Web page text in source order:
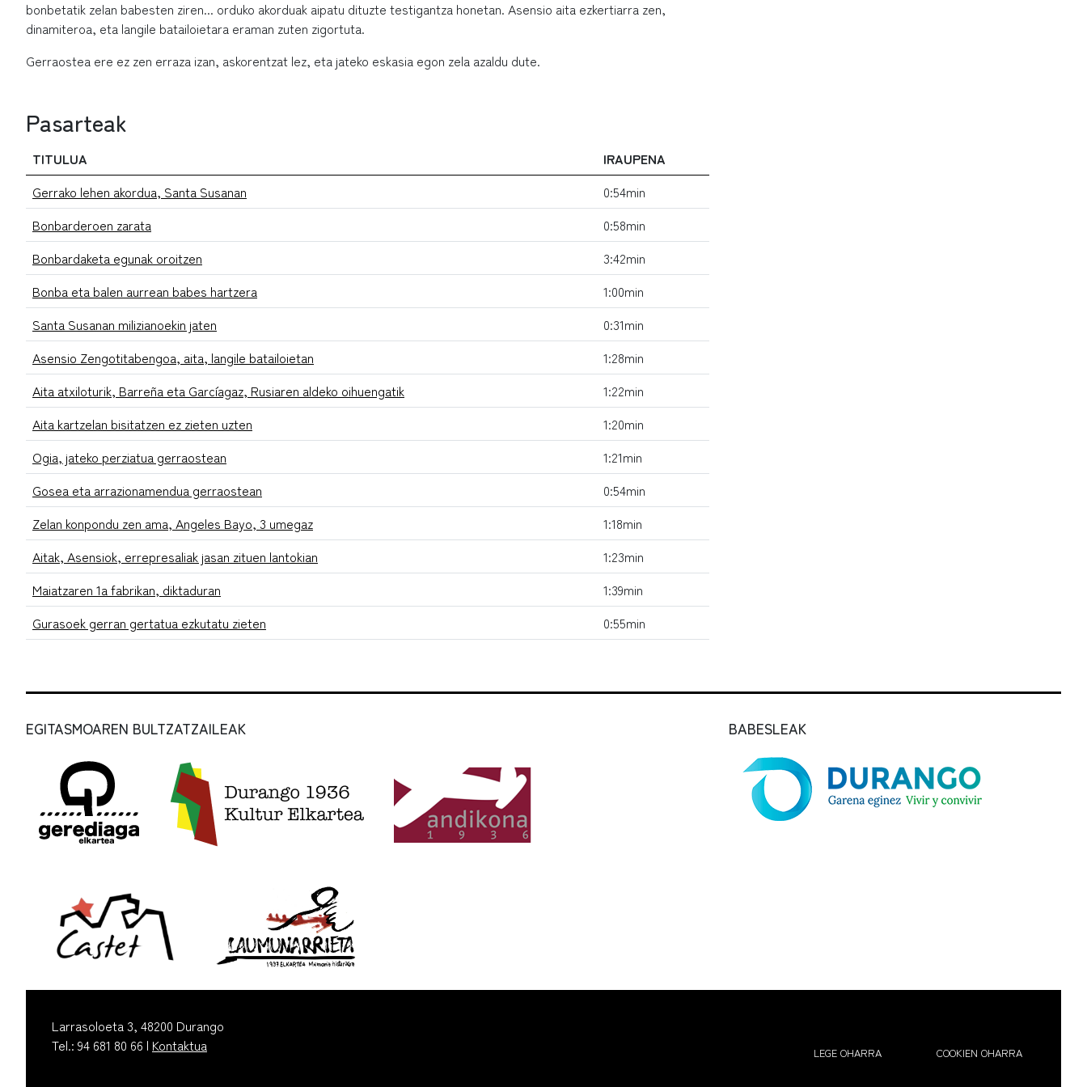
bonbetatik zelan babesten ziren... orduko akorduak aipatu dituzte testigantza honetan. Asensio aita ezkertiarra zen,
dinamiteroa, eta langile batailoietara eraman zuten zigortuta.
Gerraostea ere ez zen erraza izan, askorentzat lez, eta jateko eskasia egon zela azaldu dute.
Pasarteak
TITULUA
IRAUPENA
Gerrako lehen akordua, Santa Susanan
0:54min
Bonbarderoen zarata
0:58min
Bonbardaketa egunak oroitzen
3:42min
Bonba eta balen aurrean babes hartzera
1:00min
Santa Susanan milizianoekin jaten
0:31min
Asensio Zengotitabengoa, aita, langile batailoietan
1:28min
Aita atxiloturik, Barreña eta Garcíagaz, Rusiaren aldeko oihuengatik
1:22min
Aita kartzelan bisitatzen ez zieten uzten
1:20min
Ogia, jateko perziatua gerraostean
1:21min
Gosea eta arrazionamendua gerraostean
0:54min
Zelan konpondu zen ama, Angeles Bayo, 3 umegaz
1:18min
Aitak, Asensiok, errepresaliak jasan zituen lantokian
1:23min
Maiatzaren 1a fabrikan, diktaduran
1:39min
Gurasoek gerran gertatua ezkutatu zieten
0:55min
EGITASMOAREN BULTZATZAILEAK BABESLEAK
Larrasoloeta 3, 48200 Durango
Tel.: 94 681 80 66 | Kontaktua LEGE OHARRA COOKIEN OHARRA